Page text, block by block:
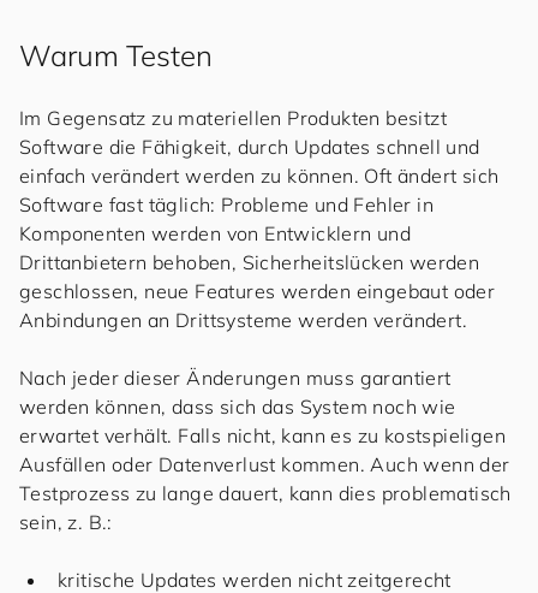
Warum Testen
Im Gegensatz zu materiellen Produkten besitzt
Software die Fähigkeit, durch Updates schnell und
einfach verändert werden zu können. Oft ändert sich
Software fast täglich: Probleme und Fehler in
Komponenten werden von Entwicklern und
Drittanbietern behoben, Sicherheitslücken werden
geschlossen, neue Features werden eingebaut oder
Anbindungen an Drittsysteme werden verändert.
Nach jeder dieser Änderungen muss garantiert
werden können, dass sich das System noch wie
erwartet verhält. Falls nicht, kann es zu kostspieligen
Ausfällen oder Datenverlust kommen. Auch wenn der
Testprozess zu lange dauert, kann dies problematisch
sein, z. B.:
kritische Updates werden nicht zeitgerecht